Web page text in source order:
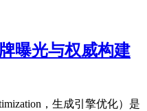
曝光与权威构建
，生成引擎优化）是